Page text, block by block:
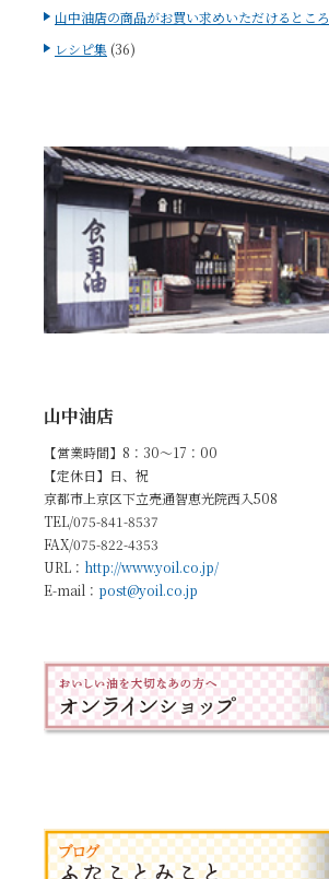
山中油店の商品がお買い求めいただけるところ
レシピ集 (36)
山中油店
【営業時間】8：30～17：00
【定休日】日、祝
京都市上京区下立売通智恵光院西入508
TEL/075-841-8537
FAX/075-822-4353
URL： http://www.yoil.co.jp/
E-mail： post@yoil.co.jp